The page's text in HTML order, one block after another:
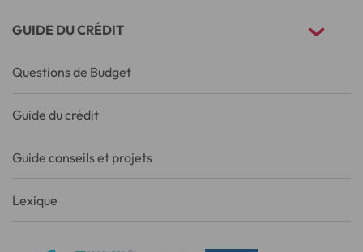
GUIDE DU CRÉDIT
Questions de Budget
Guide du crédit
Guide conseils et projets
Lexique